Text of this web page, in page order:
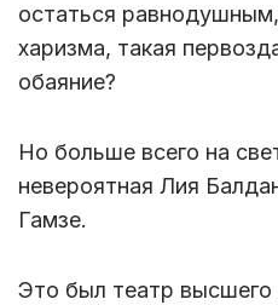
остаться
харизма, такая
обаяние?
Но больше всего на
невероятная Лия
Гамзе.
Это был театр